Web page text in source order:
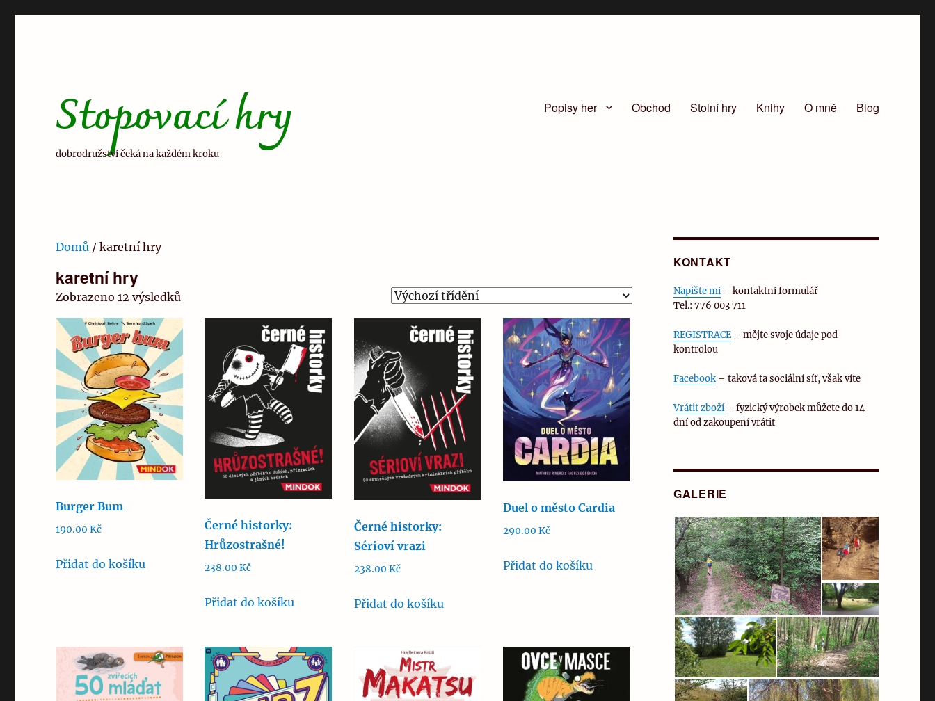
Stopovací hry
dobrodružství čeká na každém kroku
Popisy her Obchod Stolní hry Knihy O mně Blog
Domů / karetní hry
karetní hry
Zobrazeno 12 výsledků
Burger Bum
190.00Kč
Přidat do košíku
Černé historky:
Hrůzostrašné!
238.00Kč
Přidat do košíku
Černé historky:
Sérioví vrazi
238.00 Kč
Přidat do košíku
Duel o město Cardia
290.00 Kč
Přidat do košíku
KONTAKT
Napište mi– kontaktní formulář
Tel.: 776 003 711
REGISTRACE– mějte svoje údaje pod
kontrolou
Facebook– taková ta sociální síť, však víte
Vrátit zboží– fyzický výrobek můžete do 14
dní od zakoupení vrátit
GALERIE